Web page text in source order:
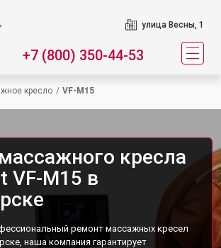
улица Весны, 1
+7 (800) 350-44-53
кресло / VF-M15
кресла
VF-M15 в
ремонт массажных кресел
наша компания гарантирует